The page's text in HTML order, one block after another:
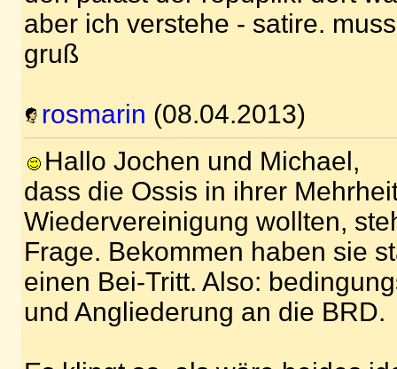
aber ich verstehe - satire.
gruß
rosmarin (08.04.2013)
Hallo Jochen und Michael,
dass die Ossis in ihrer
Wiedervereinigung wollten,
Frage. Bekommen haben sie
einen Bei-Tritt. Also:
und Angliederung an die BRD.